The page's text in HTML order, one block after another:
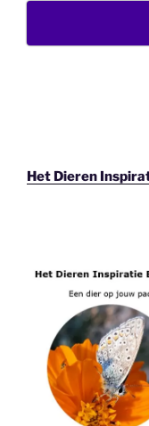
Het Dieren